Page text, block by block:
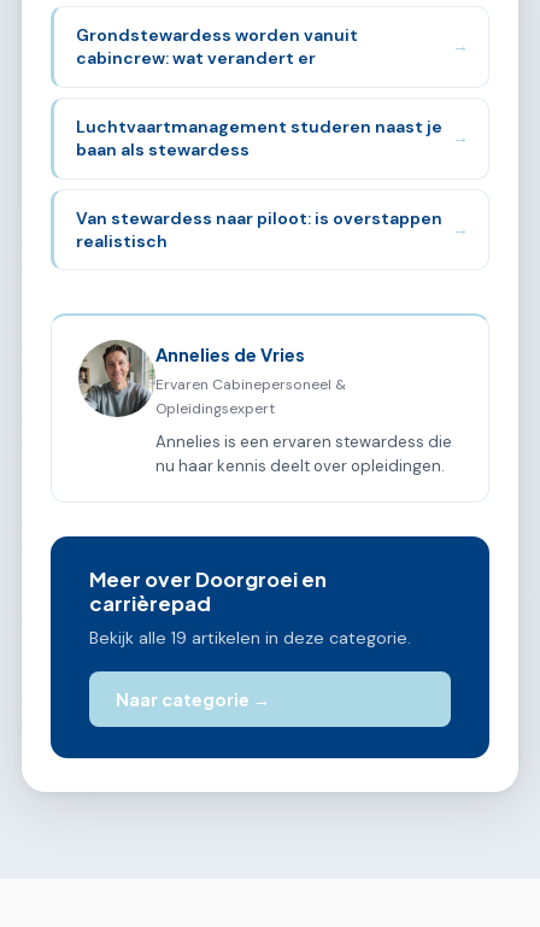
Grondstewardess worden vanuit
cabincrew: wat verandert er
→
Luchtvaartmanagement studeren naast je
baan als stewardess
→
Van stewardess naar piloot: is overstappen
realistisch
→
Annelies de Vries
Ervaren Cabinepersoneel &
Opleidingsexpert
Annelies is een ervaren stewardess die
nu haar kennis deelt over opleidingen.
Meer over Doorgroei en
carrièrepad
Bekijk alle 19 artikelen in deze categorie.
Naar categorie →